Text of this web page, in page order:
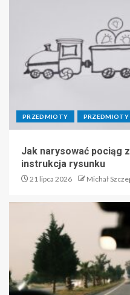
PRZEDMIOTY PRZEDMIOTY
Jak narysować pociąg
instrukcja rysunku
21 lipca 2026 Michał